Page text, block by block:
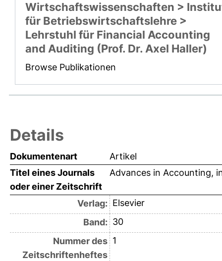
Wirtschaftswissenschaften >
für Betriebswirtschaftslehre >
Lehrstuhl für Financial Accounting
and Auditing (Prof. Dr. Axel Haller)
Browse Publikationen
Details
Dokumentenart
Artikel
Titel eines Journals
oder einer Zeitschrift
Advances in Accounting,
Verlag: Elsevier
Band: 30
Nummer des
Zeitschriftenheftes
1